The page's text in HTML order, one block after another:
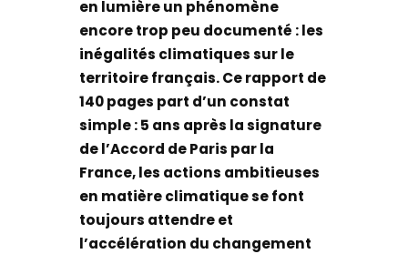
en lumière un phénomène
encore trop peu documenté : les
inégalités climatiques sur le
territoire français. Ce rapport de
140 pages part d’un constat
simple : 5 ans après la signature
de l’Accord de Paris par la
France, les actions ambitieuses
en matière climatique se font
toujours attendre et
l’accélération du changement